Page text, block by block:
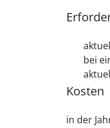
bei
Kosten
in der